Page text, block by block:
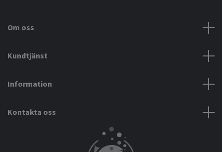
Om oss
Kundtjänst
Information
Kontakta oss